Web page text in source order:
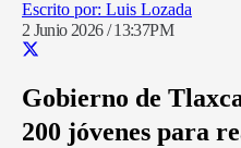
Luis Lozada
2 Junio 2026 / 13:37PM
Gobierno de
200 jóvenes para